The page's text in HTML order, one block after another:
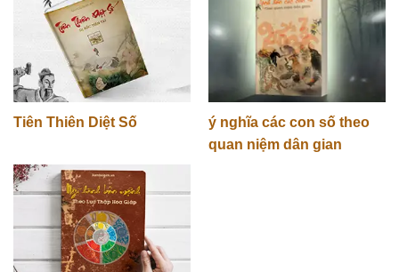
Tiên Thiên Diệt Số
ý nghĩa các con số theo
quan niệm dân gian